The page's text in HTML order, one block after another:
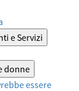
e Servizi
donne
essere